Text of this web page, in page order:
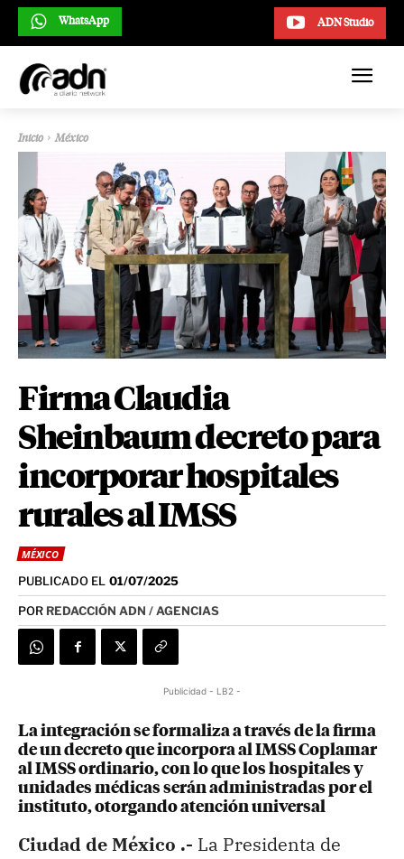
ADN Studio
WhatsApp
Inicio México
Firma Claudia
Sheinbaum decreto para
incorporar hospitales
rurales al IMSS
MÉXICO
PUBLICADO EL 01/07/2025
POR REDACCIÓN ADN / AGENCIAS
Publicidad - LB2 -
La integración se formaliza a través de la firma
de un decreto que incorpora al IMSS Coplamar
al IMSS ordinario, con lo que los hospitales y
unidades médicas serán administradas por el
instituto, otorgando atención universal
Ciudad de México .- La Presidenta de